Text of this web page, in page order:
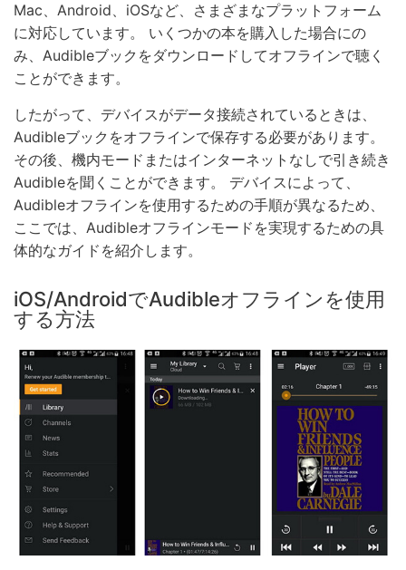
Mac、Android、iOSなど、さまざまなプラットフォーム
に対応しています。 いくつかの本を購入した場合にの
み、Audibleブックをダウンロードしてオフラインで聴く
ことができます。
したがって、デバイスがデータ接続されているときは、
Audibleブックをオフラインで保存する必要があります。
その後、機内モードまたはインターネットなしで引き続き
Audibleを聞くことができます。 デバイスによって、
Audibleオフラインを使用するための手順が異なるため、
ここでは、Audibleオフラインモードを実現するための具
体的なガイドを紹介します。
iOS/AndroidでAudibleオフラインを使用
する方法